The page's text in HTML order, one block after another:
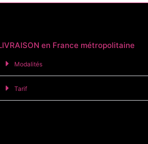
en France métropolitaine
Modalités
Tarif